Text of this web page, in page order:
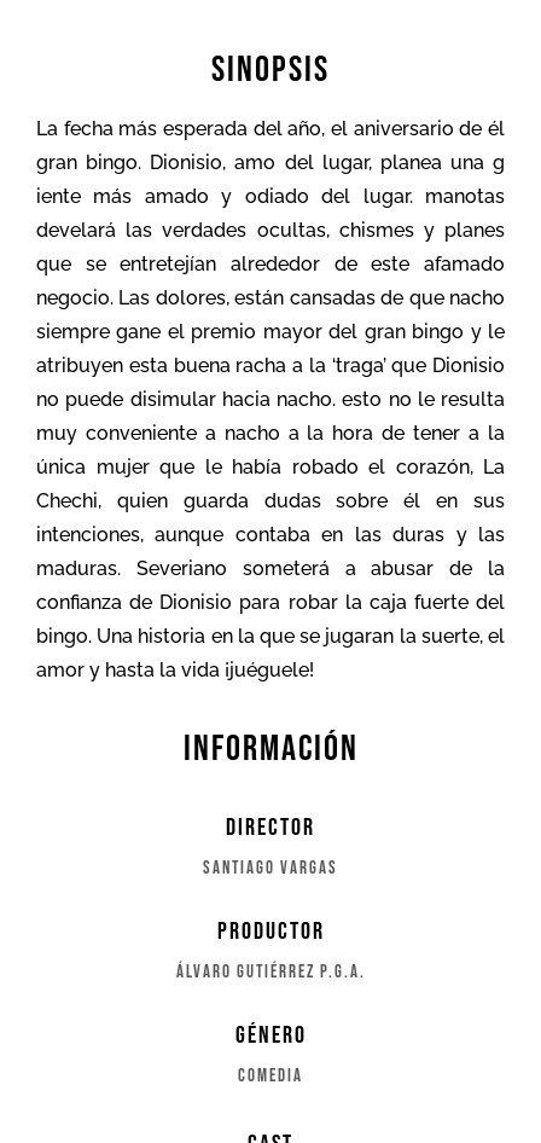
SINOPSIS
La fecha más esperada del año, el aniversario de él
gran bingo. Dionisio, amo del lugar, planea una g
iente más amado y odiado del lugar. manotas
develará las verdades ocultas, chismes y planes
que se entretejían alrededor de este afamado
negocio. Las dolores, están cansadas de que nacho
siempre gane el premio mayor del gran bingo y le
atribuyen esta buena racha a la ‘traga’ que Dionisio
no puede disimular hacia nacho. esto no le resulta
muy conveniente a nacho a la hora de tener a la
única mujer que le había robado el corazón, La
Chechi, quien guarda dudas sobre él en sus
intenciones, aunque contaba en las duras y las
maduras. Severiano someterá a abusar de la
confianza de Dionisio para robar la caja fuerte del
bingo. Una historia en la que se jugaran la suerte, el
amor y hasta la vida ¡juéguele!
Información
Director
santiago vargas
Productor
Álvaro Gutiérrez p.g.a.
género
comedia